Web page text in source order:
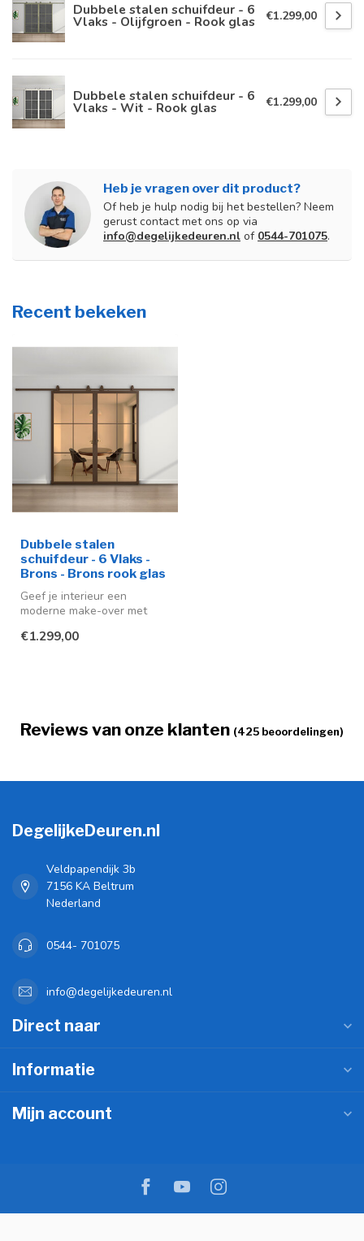
Dubbele stalen schuifdeur - 6
Vlaks - Olijfgroen - Rook glas €1.299,00
Dubbele stalen schuifdeur - 6
Vlaks - Wit - Rook glas €1.299,00
Heb je vragen over dit product?
Of heb je hulp nodig bij het bestellen? Neem
gerust contact met ons op via
info@degelijkedeuren.nl of 0544-701075.
Recent bekeken
Dubbele stalen
schuifdeur - 6 Vlaks -
Brons - Brons rook glas
Geef je interieur een
moderne make-over met
schuifdeuren ...
€1.299,00
Reviews van onze klanten (425 beoordelingen)
DegelijkeDeuren.nl
Veldpapendijk 3b
7156 KA Beltrum
Nederland
0544- 701075
info@degelijkedeuren.nl
Direct naar
Informatie
Mijn account